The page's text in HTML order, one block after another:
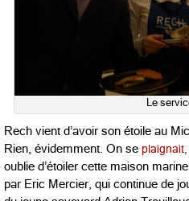
Le
Rech vient d’avoir son étoile au
Rien, évidemment. On se
oublie d’étoiler cette maison
par Eric Mercier, qui continue de